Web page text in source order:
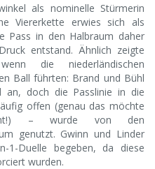
als nominelle Stürmerin
Viererkette erwies sich als
Pass in den Halbraum daher
entstand. Ähnlich zeigte
die niederländischen
Ball führten: Brand und Bühl
an, doch die Passlinie in die
offen (genau das möchte
– wurde von den
genutzt. Gwinn und Linder
1-Duelle begeben, da diese
wurden.